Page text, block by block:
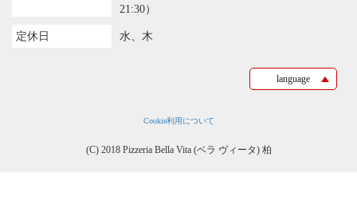
21:30）
定休日 水、木
language
Cookie利用について
(C) 2018 Pizzeria Bella Vita (ベラ ヴィータ) 柏